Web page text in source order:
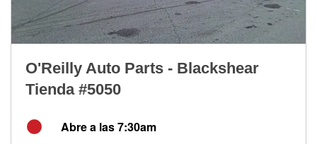
O'Reilly Auto Parts - Blackshear
Tienda #5050
Abre a las 7:30am